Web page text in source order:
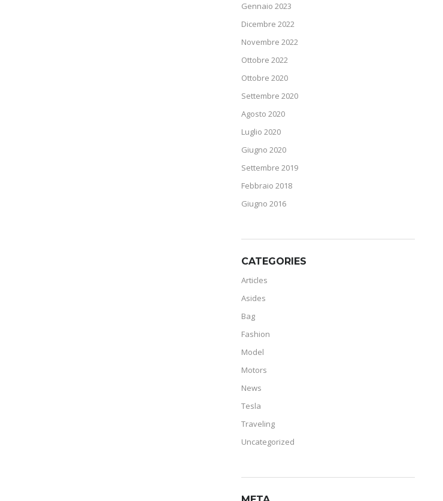
Gennaio 2023
Dicembre 2022
Novembre 2022
Ottobre 2022
Ottobre 2020
Settembre 2020
Agosto 2020
Luglio 2020
Giugno 2020
Settembre 2019
Febbraio 2018
Giugno 2016
CATEGORIES
Articles
Asides
Bag
Fashion
Model
Motors
News
Tesla
Traveling
Uncategorized